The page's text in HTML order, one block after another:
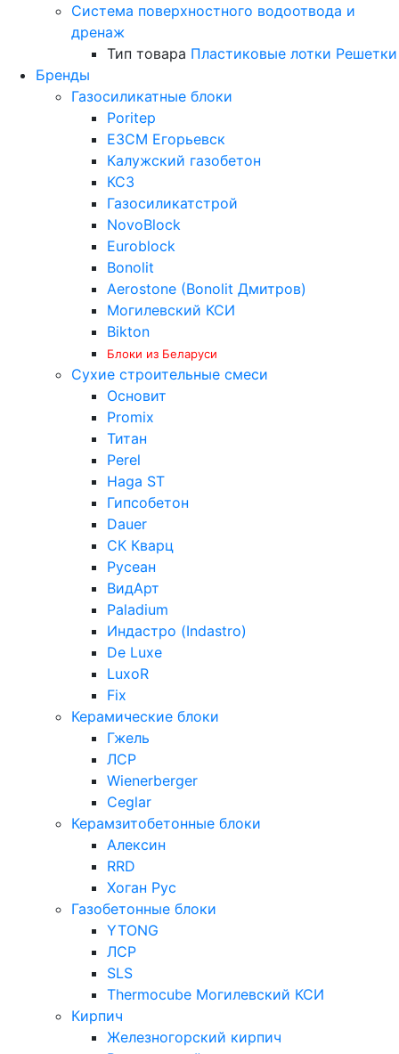
Система поверхностного водоотвода и
дренаж
Тип товара Пластиковые лотки Решетки
Бренды
Газосиликатные блоки
Poritep
ЕЗСМ Егорьевск
Калужский газобетон
КСЗ
Газосиликатстрой
NovoBlock
Euroblock
Bonolit
Aerostone (Bonolit Дмитров)
Могилевский КСИ
Bikton
Блоки из Беларуси
Сухие строительные смеси
Основит
Promix
Титан
Perel
Haga ST
Гипсобетон
Dauer
СК Кварц
Русеан
ВидАрт
Paladium
Индастро (Indastro)
De Luxe
LuxoR
Fix
Керамические блоки
Гжель
ЛСР
Wienerberger
Ceglar
Керамзитобетонные блоки
Алексин
RRD
Хоган Рус
Газобетонные блоки
YTONG
ЛСР
SLS
Thermocube Могилевский КСИ
Кирпич
Железногорский кирпич